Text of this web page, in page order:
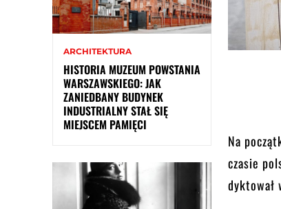
ARCHITEKTURA
HISTORIA MUZEUM POWSTANIA
WARSZAWSKIEGO: JAK
ZANIEDBANY BUDYNEK
INDUSTRIALNY STAŁ SIĘ
MIEJSCEM PAMIĘCI
Na
czasie
dyktował